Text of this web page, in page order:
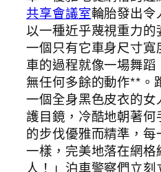
共享會議室輪胎發出令
以一種近乎蔑視重力
一個只有它車身尺寸
車的過程就像一場舞
無任何多餘的動作**。
一個全身黑色皮衣的
護目鏡，冷酷地朝著
的步伐優雅而精準，
一樣，完美地落在網格
人！」泊車警察們立